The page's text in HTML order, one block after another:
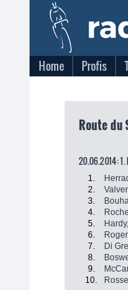
Home Profis
Route du
20.06.2014: 1.
1.
2.
3.
4.
5.
6.
7.
Di
8.
9.
10.